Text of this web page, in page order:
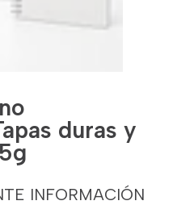
duras y
INFORMACIÓN